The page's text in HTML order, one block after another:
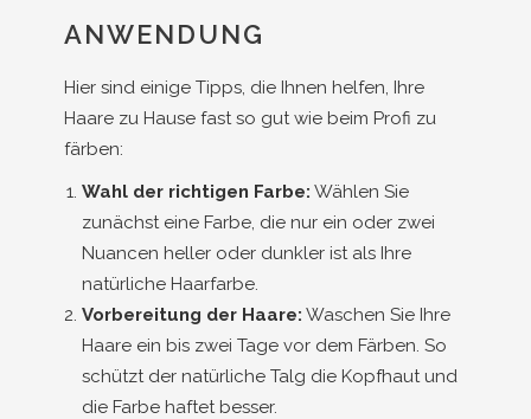
ANWENDUNG
Hier sind einige Tipps, die Ihnen helfen, Ihre
Haare zu Hause fast so gut wie beim Profi zu
färben:
Wahl der richtigen Farbe: Wählen Sie
zunächst eine Farbe, die nur ein oder zwei
Nuancen heller oder dunkler ist als Ihre
natürliche Haarfarbe.
Vorbereitung der Haare: Waschen Sie Ihre
Haare ein bis zwei Tage vor dem Färben. So
schützt der natürliche Talg die Kopfhaut und
die Farbe haftet besser.